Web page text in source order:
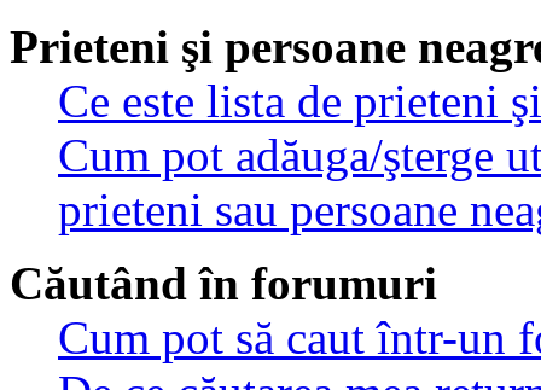
Prieteni şi persoane
Ce este lista de prieteni
Cum pot adăuga/şterge
prieteni sau persoane
Căutând în forumuri
Cum pot să caut într-un